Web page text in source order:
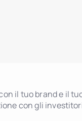
il tuo brand e il
con gli